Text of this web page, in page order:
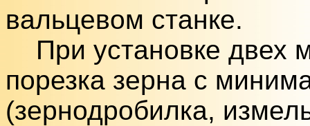
вальцевом станке.
При установке двех
порезка зерна с
(зернодробилка,